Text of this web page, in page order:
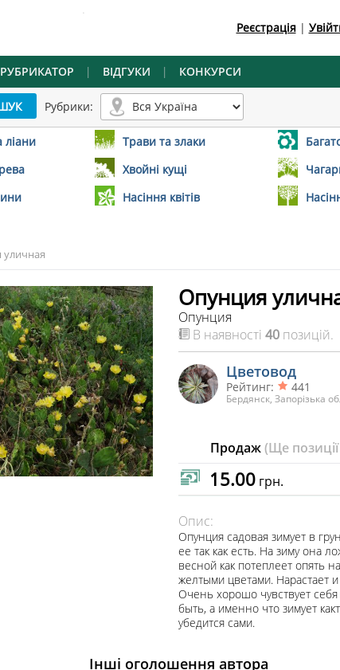
.
Реєстрація|
РУБРИКАТОР | ВІДГУКИ | КОНКУРСИ
Рубрики:
ліани Трави та злаки
Хвойні кущі
Насіння квітів
Опунция
Опунция
В наявності 40 позицій.
Цветовод
Рейтинг: 441
Бердянск, Запорізька
Продаж(Ще
15.00 грн.
Опис:
Опунция садовая зимует в
ее так как есть. На зиму она
весной как потеплеет опять
желтыми цветами. Нарастает
Очень хорошо чувствует
быть, а именно что зимует
убедится сами.
Інші оголошення автора